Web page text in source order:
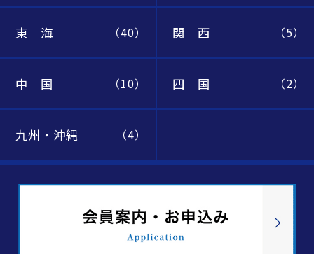
東 海 （40） 関 西 （5）
中 国 （10） 四 国 （2）
九州・沖縄 （4）